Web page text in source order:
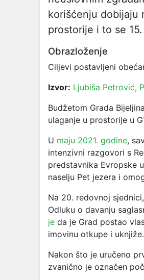
korišćenju dobijaju
prostorije i to se
Obrazloženje
Ciljevi postavljeni
Izvor: Ljubiša Petrović,
Budžetom Grada
ulaganje u prostorije u
U maju 2021. godine,
intenzivni razgovori s
predstavnika Evropske
naselju Pet jezera i
Na 20. redovnoj
Odluku o davanju
je da je Grad postao
imovinu otkupe i uknjiže.
Nakon što je uručeno
zvanično je označen